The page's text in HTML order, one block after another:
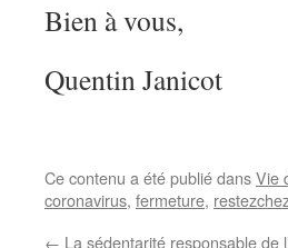
Bien à vous,
Quentin Janicot
Ce contenu a été publié dansVie
coronavirus, fermeture,
← La sédentarité responsable de